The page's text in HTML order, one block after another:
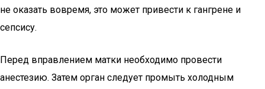
не оказать вовремя, это может привести к гангрене и
сепсису.
Перед вправлением матки необходимо провести
анестезию. Затем орган следует промыть холодным